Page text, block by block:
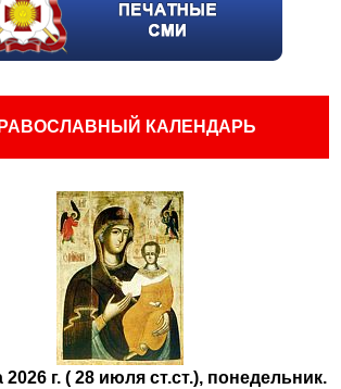
КАЛЕНДАРЬ
2026 г. ( 28 июля ст.ст.), понедельник.